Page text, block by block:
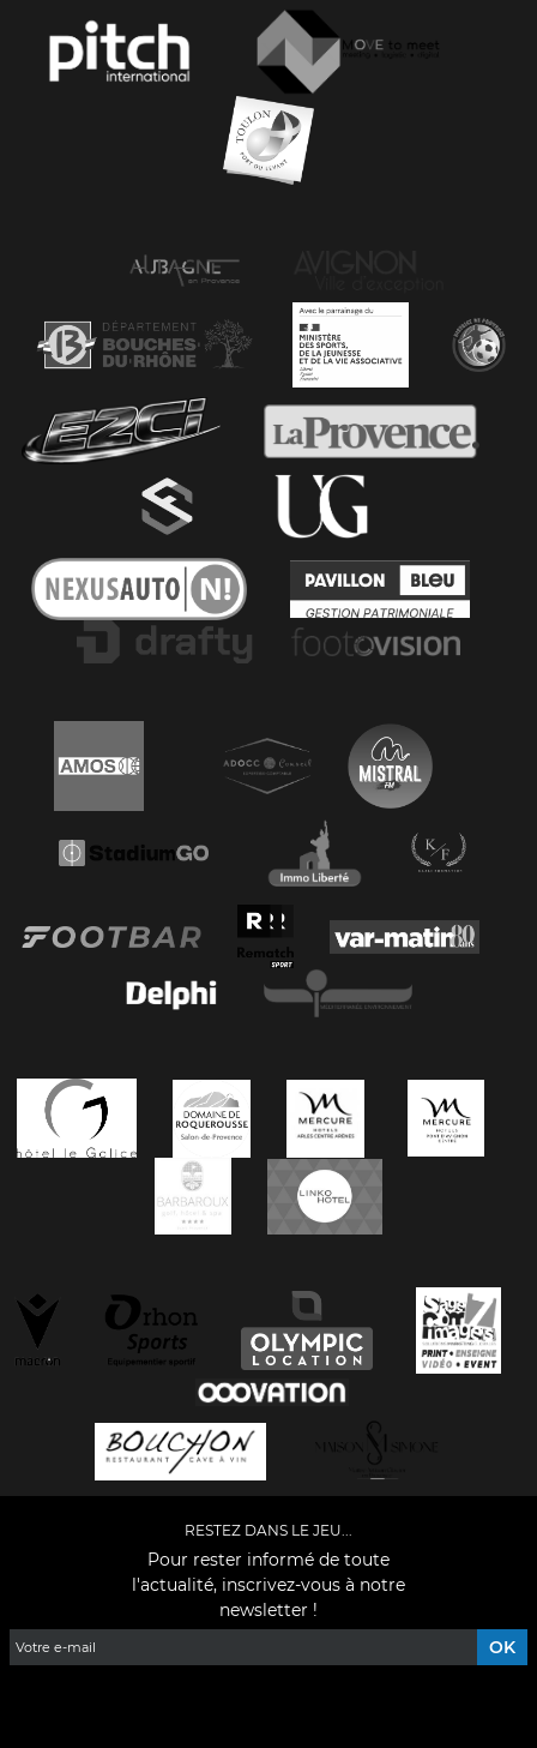
RESTEZ DANS LE JEU...
Pour rester informé de toute
l'actualité, inscrivez-vous à notre
newsletter !